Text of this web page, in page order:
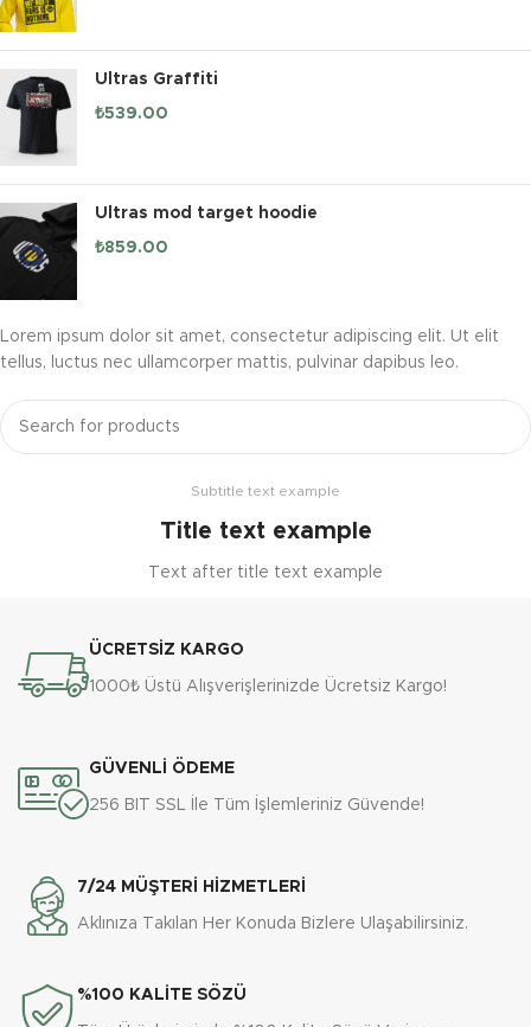
Ultras Graffiti
₺539.00
Ultras mod target hoodie
₺859.00
Lorem ipsum dolor sit amet, consectetur adipiscing elit. Ut elit
tellus, luctus nec ullamcorper mattis, pulvinar dapibus leo.
Subtitle text example
Title text example
Text after title text example
ÜCRETSİZ KARGO
1000₺ Üstü Alışverişlerinizde Ücretsiz Kargo!
GÜVENLİ ÖDEME
256 BIT SSL İle Tüm İşlemleriniz Güvende!
7/24 MÜŞTERİ HİZMETLERİ
Aklınıza Takılan Her Konuda Bizlere Ulaşabilirsiniz.
%100 KALİTE SÖZÜ